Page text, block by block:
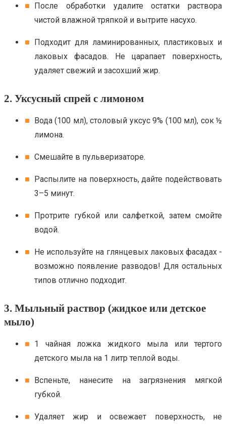
После обработки удалите остатки раствора
чистой влажной тряпкой и вытрите насухо.
Подходит для ламинированных, пластиковых и
лаковых фасадов. Не царапает поверхность,
удаляет свежий и засохший жир.
2. Уксусный спрей с лимоном
Вода (100 мл), столовый уксус 9% (100 мл), сок ½
лимона.
Смешайте в пульверизаторе.
Распылите на поверхность, дайте подействовать
3–5 минут.
Протрите губкой или салфеткой, затем смойте
водой.
Не используйте на глянцевых лаковых фасадах -
возможно появление разводов! Для остальных
типов отлично подходит.
3. Мыльный раствор (жидкое или детское
мыло)
1 чайная ложка жидкого мыла или тертого
детского мыла на 1 литр теплой воды.
Вспеньте, нанесите на загрязнения мягкой
губкой.
Удаляет жир и освежает поверхность, не